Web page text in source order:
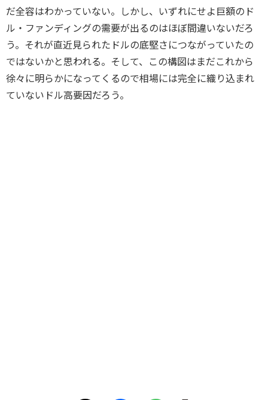
だ全容はわかっていない。しかし、いずれにせよ巨額のド
ル・ファンディングの需要が出るのはほぼ間違いないだろ
う。それが直近見られたドルの底堅さにつながっていたの
ではないかと思われる。そして、この構図はまだこれから
徐々に明らかになってくるので相場には完全に織り込まれ
ていないドル高要因だろう。